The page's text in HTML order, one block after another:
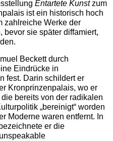
Entartete Kunstzum
ist ein historisch hoch
zahlreiche Werke der
bevor sie später diffamiert,
Beckett durch
Eindrücke in
fest. Darin schildert er
Kronprinzenpalais, wo er
bereits von der radikalen
„bereinigt“ worden
Moderne waren entfernt. In
er die